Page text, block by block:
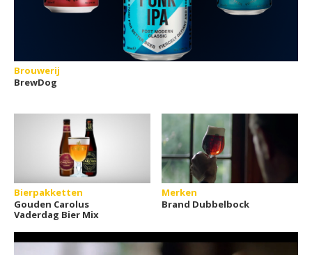
Brouwerij
BrewDog
Bierpakketten
Gouden Carolus
Vaderdag Bier Mix
Merken
Brand Dubbelbock